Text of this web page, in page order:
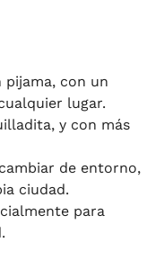
pijama, con un
lugar.
y con más
de entorno,
ciudad.
para